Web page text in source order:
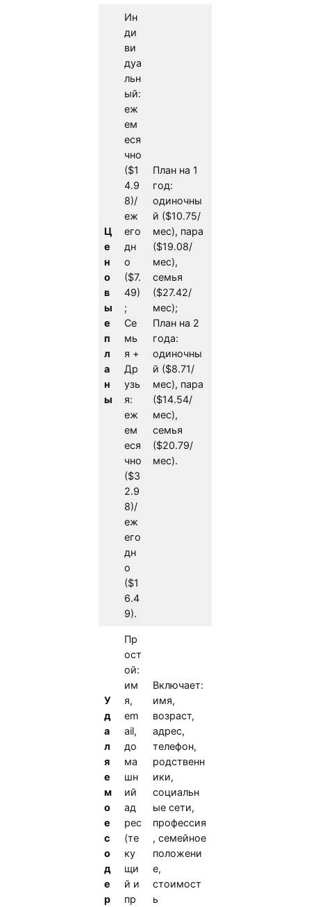
Ц
е
н
о
в
ы
е
п
л
а
н
ы
Ин
ди
ви
дуа
льн
ый:
еж
ем
еся
чно
($1
4.9
8)/
еж
его
дн
о
($7.
49)
;
Се
мь
я +
Др
узь
я:
еж
ем
еся
чно
($3
2.9
8)/
еж
его
дн
о
($1
6.4
9).
План на 1
год:
одиночны
й ($10.75/
мес), пара
($19.08/
мес),
семья
($27.42/
мес);
План на 2
года:
одиночны
й ($8.71/
мес), пара
($14.54/
мес),
семья
($20.79/
мес).
У
д
а
л
я
е
м
о
е
с
о
д
е
р
Пр
ост
ой:
им
я,
em
ail,
до
ма
шн
ий
ад
рес
(те
ку
щи
й и
пр
Включает:
имя,
возраст,
адрес,
телефон,
родственн
ики,
социальн
ые сети,
профессия
, семейное
положени
е,
стоимост
ь